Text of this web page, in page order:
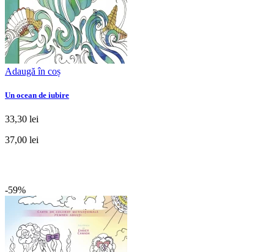
Adaugă în coș
Un ocean de iubire
33,30 lei
37,00 lei
-59%